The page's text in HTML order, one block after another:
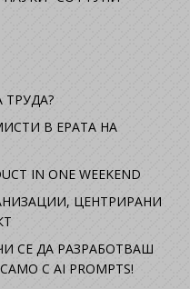
ТРУДА?
В ЕРАТА НА
IN ONE WEEKEND
ЦЕНТРИРАНИ
СЕ ДА РАЗРАБОТВАШ
С AI PROMPTS!